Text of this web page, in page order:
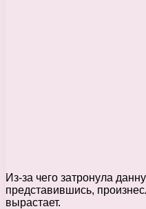
Из-за чего затронула
представившись,
вырастает.